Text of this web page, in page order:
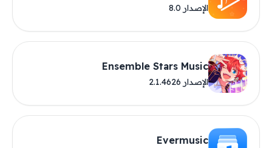
الإصدار 8.0
Ensemble Stars Music
الإصدار 2.1.4626
Evermusic